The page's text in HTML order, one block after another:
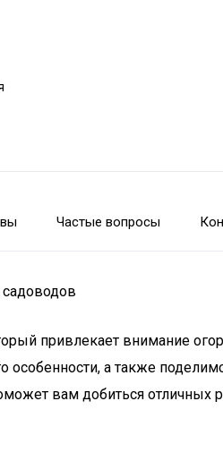
Частые вопросы
садоводов
привлекает внимание
особенности, а также
вам добиться отличных